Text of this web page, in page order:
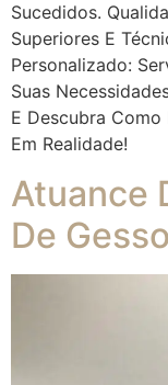
Sucedidos.
Superiores E
Personalizado:
Suas
E Descubra
Em Realidade!
Atuance
De